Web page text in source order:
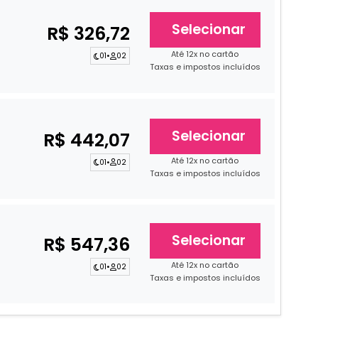
R$ 326,72
01• 02
Selecionar
Até 12x no cartão
Taxas e impostos incluídos
R$ 442,07
01• 02
Selecionar
Até 12x no cartão
Taxas e impostos incluídos
R$ 547,36
01• 02
Selecionar
Até 12x no cartão
Taxas e impostos incluídos